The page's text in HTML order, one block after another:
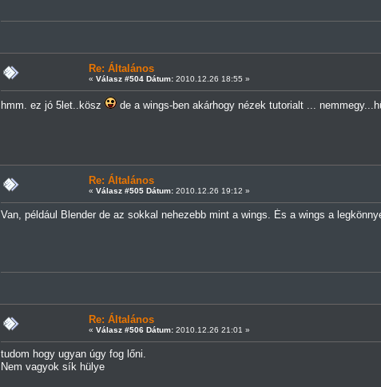
Re: Általános
« Válasz #504 Dátum:2010.12.26 18:55 »
hmm. ez jó 5let..kösz de a wings-ben akárhogy nézek tutorialt ...
Re: Általános
« Válasz #505 Dátum:2010.12.26 19:12 »
Van, például Blender de az sokkal nehezebb mint a wings. És a wings a
Re: Általános
« Válasz #506 Dátum:2010.12.26 21:01 »
tudom hogy ugyan úgy fog lőni.
Nem vagyok sík hülye